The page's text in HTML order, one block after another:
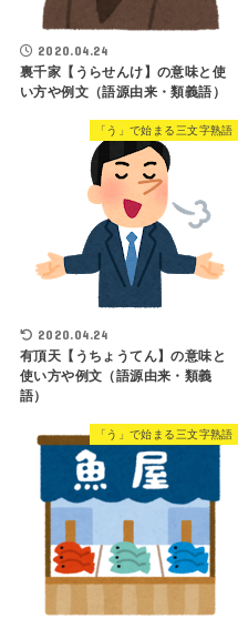
2020.04.24
裏千家【うらせんけ】の意味と使
い方や例文（語源由来・類義語）
「う」で始まる三文字熟語
2020.04.24
有頂天【うちょうてん】の意味と
使い方や例文（語源由来・類義
語）
「う」で始まる三文字熟語